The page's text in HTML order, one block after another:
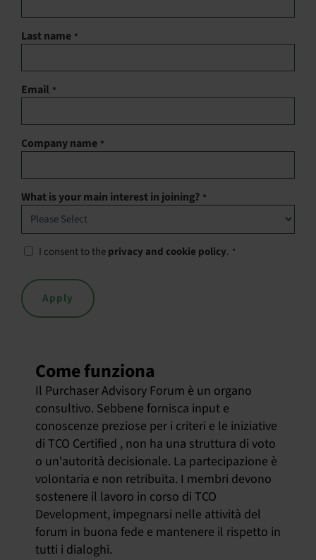
Last name *
Email *
Company name *
What is your main interest in joining? *
I consent to theprivacy and cookie policy. *
Come funziona
Il Purchaser Advisory Forum è un organo
consultivo. Sebbene fornisca input e
conoscenze preziose per i criteri e le iniziative
di TCO Certified , non ha una struttura di voto
o un'autorità decisionale. La partecipazione è
volontaria e non retribuita. I membri devono
sostenere il lavoro in corso di TCO
Development, impegnarsi nelle attività del
forum in buona fede e mantenere il rispetto in
tutti i dialoghi.